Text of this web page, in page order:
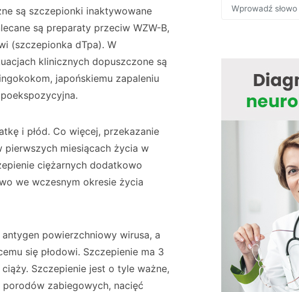
są szczepionki inaktywowane
są preparaty przeciw WZW-B,
(szczepionka dTpa). W
klinicznych dopuszczone są
japońskiemu zapaleniu
i płód. Co więcej, przekazanie
pierwszych miesiącach życia w
ciężarnych dodatkowo
we wczesnym okresie życia
powierzchniowy wirusa, a
się płodowi. Szczepienie ma 3
Szczepienie jest o tyle ważne,
zabiegowych, nacięć
FOR: